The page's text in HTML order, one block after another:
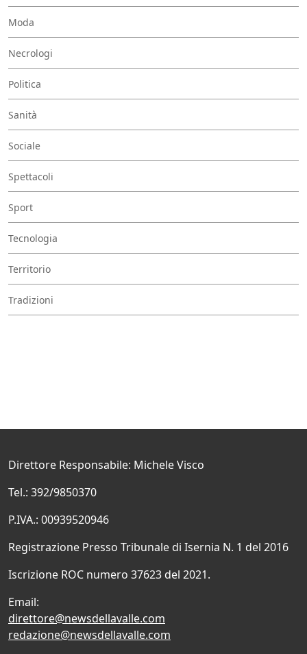
Moda
Necrologi
Politica
Sanità
Sociale
Spettacoli
Sport
Tecnologia
Territorio
Tradizioni
Direttore Responsabile: Michele Visco
Tel.: 392/9850370
P.IVA.: 00939520946
Registrazione Presso Tribunale di Isernia N. 1 del 2016
Iscrizione ROC numero 37623 del 2021.
Email:
direttore@newsdellavalle.com
redazione@newsdellavalle.com